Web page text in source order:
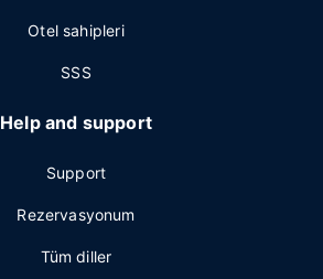
Otel sahipleri
SSS
Help and support
Support
Rezervasyonum
Tüm diller